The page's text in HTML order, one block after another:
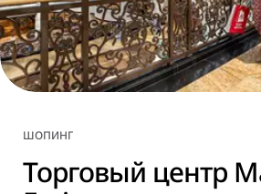
ШОПИНГ
Торговый центр